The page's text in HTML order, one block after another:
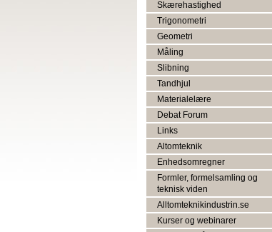
Skærehastighed
Trigonometri
Geometri
Måling
Slibning
Tandhjul
Materialelære
Debat Forum
Links
Altomteknik
Enhedsomregner
Formler, formelsamling og
teknisk viden
Alltomteknikindustrin.se
Kurser og webinarer